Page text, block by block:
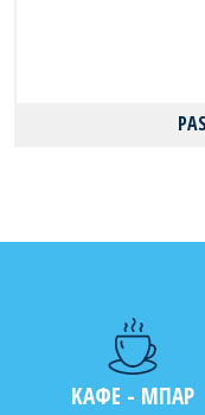
ΚΑΦΕ - ΜΠΑΡ